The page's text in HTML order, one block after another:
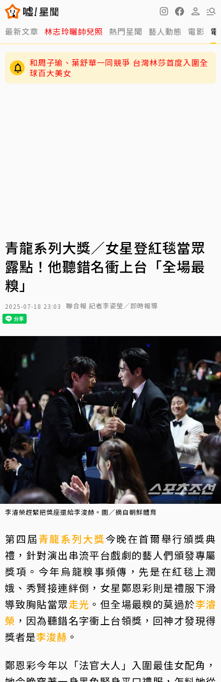
最新文章 林志玲曬帥兒照 熱門星聞 藝人動態 電影
和周子瑜、葉舒華一同競爭 台灣林莎首度入圍全
球百大美女
青龍系列大獎／女星登紅毯當眾
露點！他聽錯名衝上台「全場最
糗」
2025-07-18 23:03 聯合報 記者李姿瑩／即時報導
李濬榮趕緊把獎座還給李浚赫。圖／摘自朝鮮體育
第四屆青龍系列大獎今晚在首爾舉行頒獎典
禮，針對演出串流平台戲劇的藝人們頒發專屬
獎項。今年烏龍糗事頻傳，先是在紅毯上潤
娥、秀賢接連絆倒，女星鄭恩彩則是禮服下滑
導致胸貼當眾走光 。但全場最糗的莫過於李濬
榮 ，因為聽錯名字衝上台領獎，回神才發現得
獎者是李浚赫 。
鄭恩彩今年以「法官大人」入圍最佳女配角，